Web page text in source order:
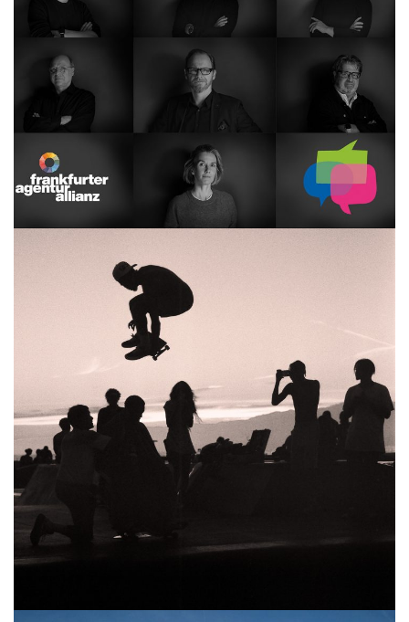
Woche der Mei­nungs­frei­heit 2024
DESIGN FILM FOTOGRAFIE
Skate’s up in Venice Beach
ART LAB